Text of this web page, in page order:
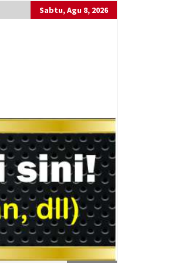
Sabtu, Agu 8, 2026